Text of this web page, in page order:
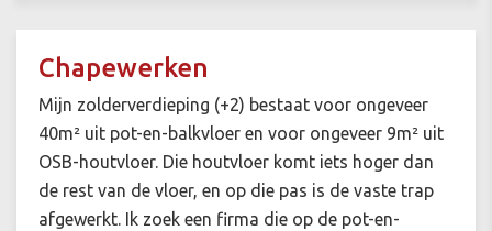
Chapewerken
Mijn zolderverdieping (+2) bestaat voor ongeveer
40m² uit pot-en-balkvloer en voor ongeveer 9m² uit
OSB-houtvloer. Die houtvloer komt iets hoger dan
de rest van de vloer, en op die pas is de vaste trap
afgewerkt. Ik zoek een firma die op de pot-en-